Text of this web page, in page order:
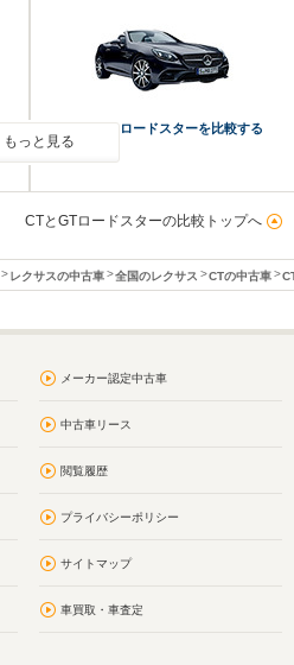
SLCとGTロードスターを比較する
もっと見る
CTとGTロードスターの比較トップへ
レクサスの中古車 全国のレクサス CTの中古車
メーカー認定中古車
中古車リース
閲覧履歴
プライバシーポリシー
サイトマップ
車買取・車査定